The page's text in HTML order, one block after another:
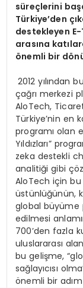
süreçlerini
Türkiye’den
destekleyen E-
arasına
önemli bir dö
2012 yılından
çağrı merkezi
AloTech,
Türkiye’nin en
programı olan
Yıldızları”
zeka destekli
analitiği gibi
AloTech için bu
üstünlüğünün,
global büyüme
edilmesi
700’den fazla
uluslararası
bu gelişme,
sağlayıcısı
önemli bir